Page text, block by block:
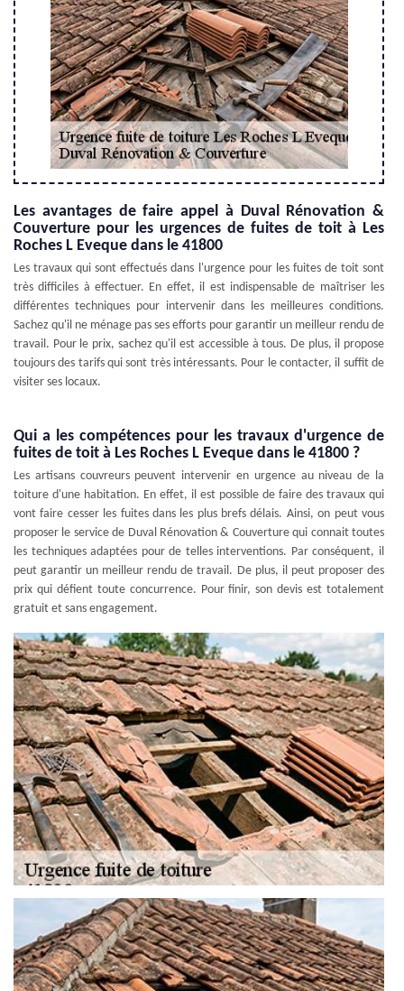
Les avantages de faire appel à Duval Rénovation &
Couverture pour les urgences de fuites de toit à Les
Roches L Eveque dans le 41800
Les travaux qui sont effectués dans l'urgence pour les fuites de toit sont
très difficiles à effectuer. En effet, il est indispensable de maîtriser les
différentes techniques pour intervenir dans les meilleures conditions.
Sachez qu'il ne ménage pas ses efforts pour garantir un meilleur rendu de
travail. Pour le prix, sachez qu'il est accessible à tous. De plus, il propose
toujours des tarifs qui sont très intéressants. Pour le contacter, il suffit de
visiter ses locaux.
Qui a les compétences pour les travaux d'urgence de
fuites de toit à Les Roches L Eveque dans le 41800 ?
Les artisans couvreurs peuvent intervenir en urgence au niveau de la
toiture d'une habitation. En effet, il est possible de faire des travaux qui
vont faire cesser les fuites dans les plus brefs délais. Ainsi, on peut vous
proposer le service de Duval Rénovation & Couverture qui connait toutes
les techniques adaptées pour de telles interventions. Par conséquent, il
peut garantir un meilleur rendu de travail. De plus, il peut proposer des
prix qui défient toute concurrence. Pour finir, son devis est totalement
gratuit et sans engagement.